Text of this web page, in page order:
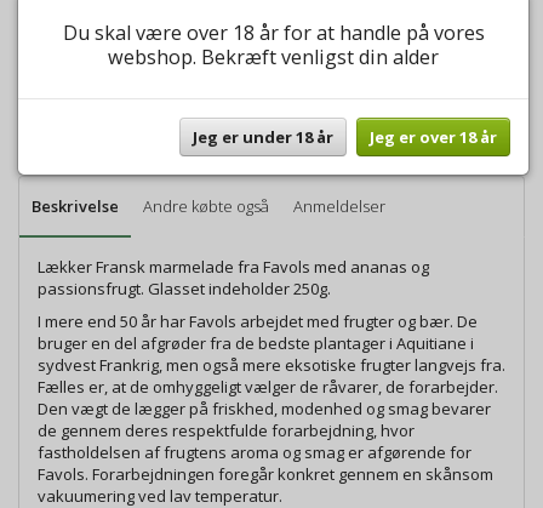
LÆG I KURV
Beskrivelse Andre købte også Anmeldelser
Lækker Fransk marmelade fra Favols med ananas og
passionsfrugt. Glasset indeholder 250g.
I mere end 50 år har Favols arbejdet med frugter og bær. De
bruger en del afgrøder fra de bedste plantager i Aquitiane i
sydvest Frankrig, men også mere eksotiske frugter langvejs fra.
Fælles er, at de omhyggeligt vælger de råvarer, de forarbejder.
Den vægt de lægger på friskhed, modenhed og smag bevarer
de gennem deres respektfulde forarbejdning, hvor
fastholdelsen af frugtens aroma og smag er afgørende for
Favols. Forarbejdningen foregår konkret gennem en skånsom
vakuumering ved lav temperatur.
Du skal være over 18 år for at handle på vores
webshop. Bekræft venligst din alder
Jeg er under 18 år Jeg er over 18 år